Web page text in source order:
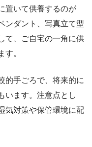
置いて供養するのが
ンダント、写真立て型
て、ご自宅の一角に供
す。
的手ごろで、将来的に
います。注意点とし
気対策や保管環境に配